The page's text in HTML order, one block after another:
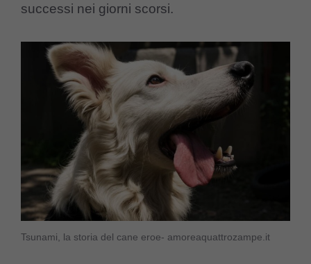
successi nei giorni scorsi.
Tsunami, la storia del cane eroe- amoreaquattrozampe.it